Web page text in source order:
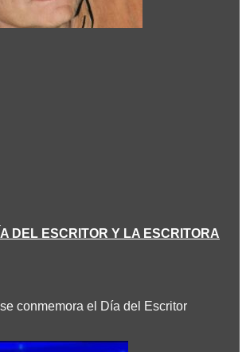
DEL ESCRITOR Y LA ESCRITORA
conmemora el Día del Escritor